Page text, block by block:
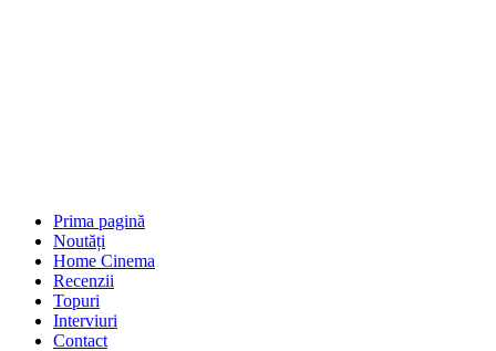
Prima pagină
Noutăți
Home Cinema
Recenzii
Topuri
Interviuri
Contact